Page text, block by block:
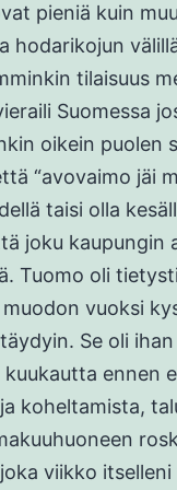
pieniä kuin
hodarikojun
tilaisuus
Suomessa
oikein puolen
“avovaimo jäi
taisi olla
joku kaupungin
Tuomo oli
vuoksi
Se oli
ennen
koheltamista,
viikko